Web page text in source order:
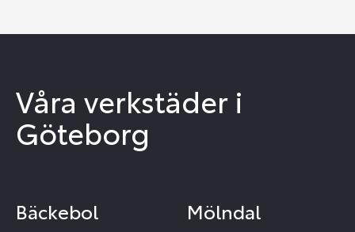
Våra verkstäder i
Göteborg
Bäckebol Mölndal